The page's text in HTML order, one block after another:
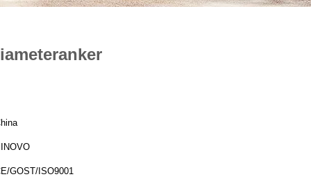
GOST/ISO9001